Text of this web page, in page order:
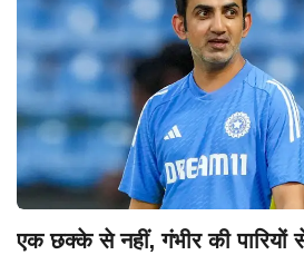
एक छक्के से नहीं, गंभीर की पारियों